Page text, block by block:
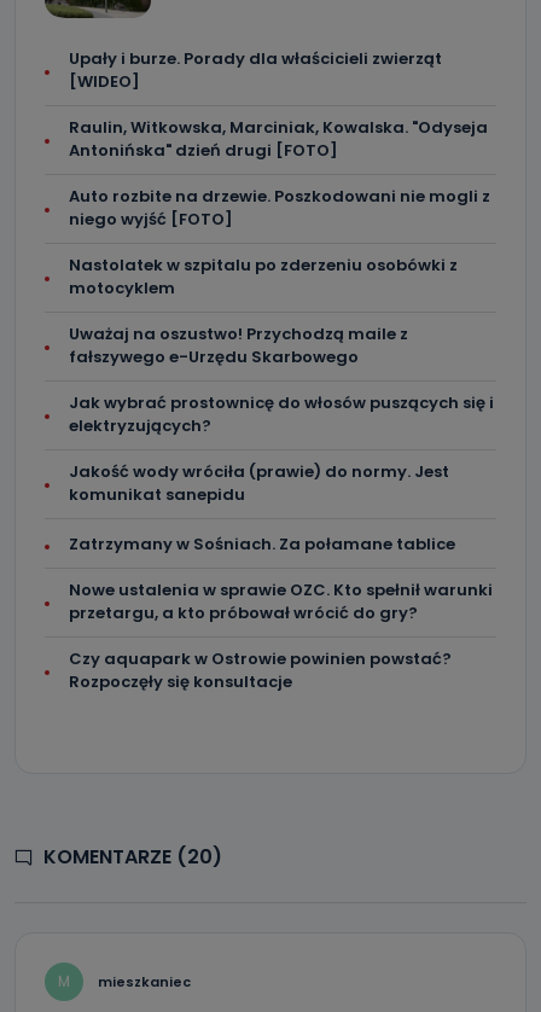
Upały i burze. Porady dla właścicieli zwierząt
[WIDEO]
Raulin, Witkowska, Marciniak, Kowalska. "Odyseja
Antonińska" dzień drugi [FOTO]
Auto rozbite na drzewie. Poszkodowani nie mogli z
niego wyjść [FOTO]
Nastolatek w szpitalu po zderzeniu osobówki z
motocyklem
Uważaj na oszustwo! Przychodzą maile z
fałszywego e-Urzędu Skarbowego
Jak wybrać prostownicę do włosów puszących się i
elektryzujących?
Jakość wody wróciła (prawie) do normy. Jest
komunikat sanepidu
Zatrzymany w Sośniach. Za połamane tablice
Nowe ustalenia w sprawie OZC. Kto spełnił warunki
przetargu, a kto próbował wrócić do gry?
Czy aquapark w Ostrowie powinien powstać?
Rozpoczęły się konsultacje
KOMENTARZE (20)
M mieszkaniec